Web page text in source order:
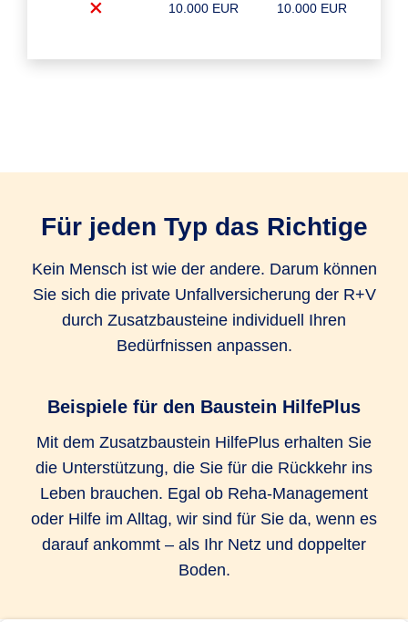
10.000 EUR 10.000 EUR
Unfall-Service (Bergungskosten und
Serviceleistungen)
Kosten für kosmetische Operationen
bis zu 25.000
EUR
bis zu 25.000
EUR
bis zu 25.000
EUR
Umbaukosten
Für jeden Typ das Richtige
Kein Mensch ist wie der andere. Darum können
Sie sich die private Unfallversicherung der R+V
durch Zusatzbausteine individuell Ihren
Bedürfnissen anpassen.
Beispiele für den Baustein HilfePlus
Mit dem Zusatzbaustein HilfePlus erhalten Sie
die Unterstützung, die Sie für die Rückkehr ins
Leben brauchen. Egal ob Reha-Management
oder Hilfe im Alltag, wir sind für Sie da, wenn es
darauf ankommt – als Ihr Netz und doppelter
Boden.